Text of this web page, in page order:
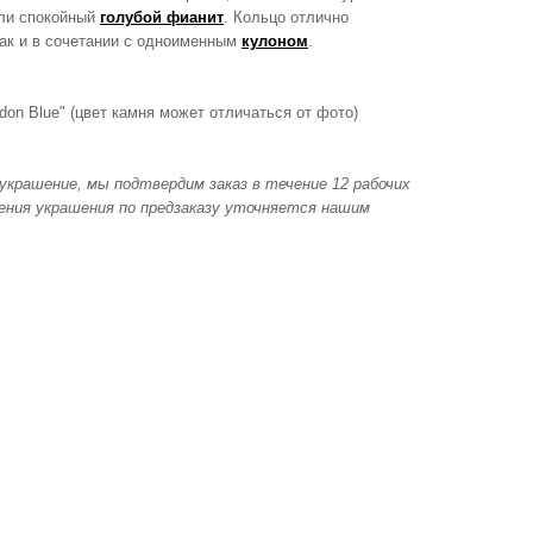
спокойный голубой фианит. Кольцо отлично
и в сочетании с одноименным кулоном.
Blue" (цвет камня может отличаться от фото)
мы подтвердим заказ в течение 12 рабочих
украшения по предзаказу уточняется нашим